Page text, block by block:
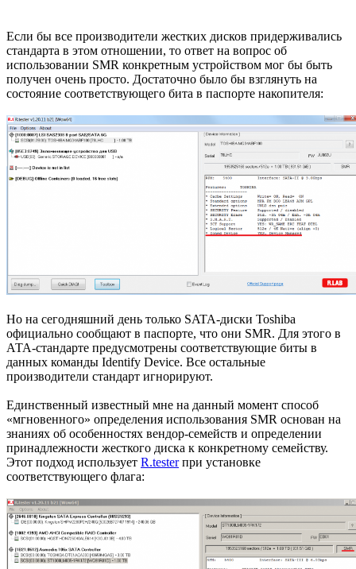
Если бы все производители жестких дисков придерживались
стандарта в этом отношении, то ответ на вопрос об
использовании SMR конкретным устройством мог бы быть
получен очень просто. Достаточно было бы взглянуть на
состояние соответствующего бита в паспорте накопителя:
Но на сегодняшний день только SATA-диски Toshiba
официально сообщают в паспорте, что они SMR. Для этого в
АТА-стандарте предусмотрены соответствующие биты в
данных команды Identify Device. Все остальные
производители стандарт игнорируют.
Единственный известный мне на данный момент способ
«мгновенного» определения использования SMR основан на
знаниях об особенностях вендор-семейств и определении
принадлежности жесткого диска к конкретному семейству.
Этот подход использует R.testerпри установке
соответствующего флага: